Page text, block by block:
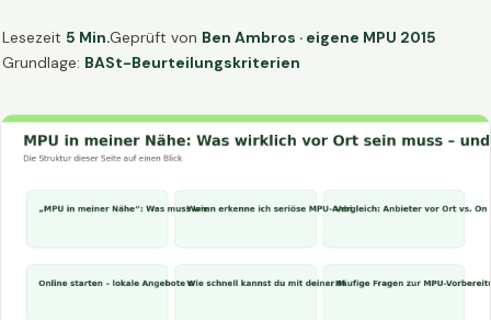
Lesezeit 5 Min.Geprüft von Ben Ambros · eigene MPU 2015
Grundlage: BASt-Beurteilungskriterien